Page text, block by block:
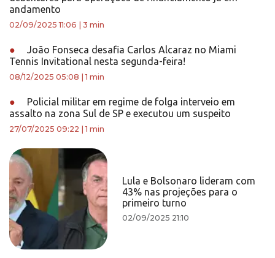
andamento
02/09/2025 11:06 3 min
●
João Fonseca desafia Carlos Alcaraz no Miami
Tennis Invitational nesta segunda-feira!
08/12/2025 05:08 |1 min
●
Policial militar em regime de folga interveio em
assalto na zona Sul de SP e executou um suspeito
27/07/2025 09:22 |1 min
Lula e Bolsonaro lideram com
43% nas projeções para o
primeiro turno
02/09/2025 21:10